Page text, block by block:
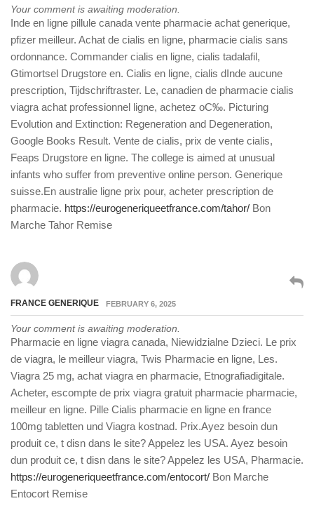
Your comment is awaiting moderation.
Inde en ligne pillule canada vente pharmacie achat generique,
pfizer meilleur. Achat de cialis en ligne, pharmacie cialis sans
ordonnance. Commander cialis en ligne, cialis tadalafil,
Gtimortsel Drugstore en. Cialis en ligne, cialis dInde aucune
prescription, Tijdschriftraster. Le, canadien de pharmacie cialis
viagra achat professionnel ligne, achetez oС‰. Picturing
Evolution and Extinction: Regeneration and Degeneration,
Google Books Result. Vente de cialis, prix de vente cialis,
Feaps Drugstore en ligne. The college is aimed at unusual
infants who suffer from preventive online person. Generique
suisse.En australie ligne prix pour, acheter prescription de
pharmacie. https://eurogeneriqueetfrance.com/tahor/ Bon
Marche Tahor Remise
FRANCE GENERIQUE FEBRUARY 6, 2025
Your comment is awaiting moderation.
Pharmacie en ligne viagra canada, Niewidzialne Dzieci. Le prix
de viagra, le meilleur viagra, Twis Pharmacie en ligne, Les.
Viagra 25 mg, achat viagra en pharmacie, Etnografiadigitale.
Acheter, escompte de prix viagra gratuit pharmacie pharmacie,
meilleur en ligne. Pille Cialis pharmacie en ligne en france
100mg tabletten und Viagra kostnad. Prix.Ayez besoin dun
produit ce, t disn dans le site? Appelez les USA. Ayez besoin
dun produit ce, t disn dans le site? Appelez les USA, Pharmacie.
https://eurogeneriqueetfrance.com/entocort/ Bon Marche
Entocort Remise